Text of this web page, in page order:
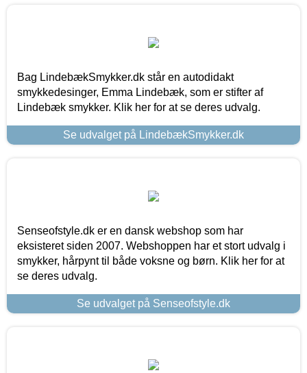
Bag LindebækSmykker.dk står en autodidakt
smykkedesinger, Emma Lindebæk, som er stifter af
Lindebæk smykker. Klik her for at se deres udvalg.
Se udvalget på LindebækSmykker.dk
Senseofstyle.dk er en dansk webshop som har
eksisteret siden 2007. Webshoppen har et stort udvalg i
smykker, hårpynt til både voksne og børn. Klik her for at
se deres udvalg.
Se udvalget på Senseofstyle.dk